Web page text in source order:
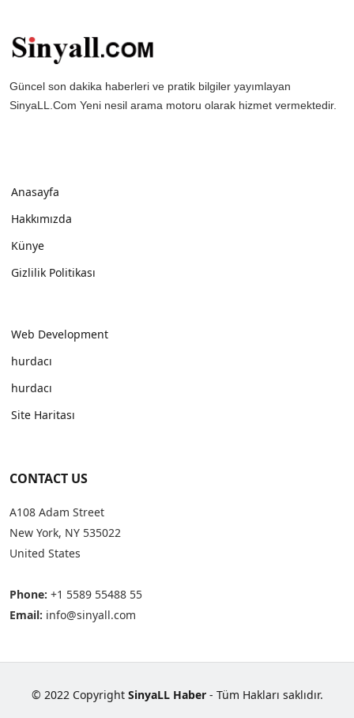
Güncel son dakika haberleri ve pratik bilgiler yayımlayan
SinyaLL.Com Yeni nesil arama motoru olarak hizmet vermektedir.
Anasayfa
Hakkımızda
Künye
Gizlilik Politikası
Web Development
hurdacı
hurdacı
Site Haritası
CONTACT US
A108 Adam Street
New York, NY 535022
United States
Phone: +1 5589 55488 55
Email: info@sinyall.com
© 2022 Copyright SinyaLL Haber- Tüm Hakları saklıdır.